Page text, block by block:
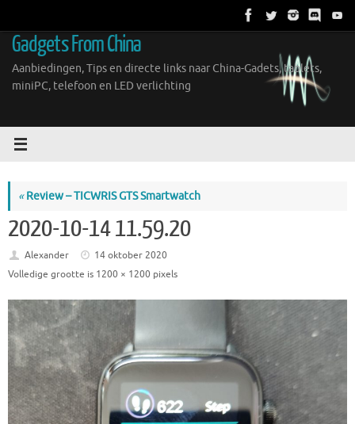
inhoud
Gadgets From China
Aanbiedingen, Tips en directe links naar China-Gadets, tablets,
miniPC, telefoon en LED verlichting
«Review – TICWRIS GTS Smartwatch
2020-10-14 11.59.20
Alexander
14 oktober 2020
Volledige grootte is 1200 × 1200 pixels